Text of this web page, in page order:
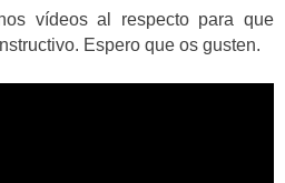
vídeos al respecto para que
Espero que os gusten.